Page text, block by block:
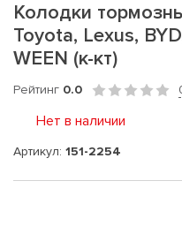
Колодки
Toyota, Lexus,
WEEN (к-кт)
Рейтинг 0.0
Нет в наличии
Артикул: 151-2254